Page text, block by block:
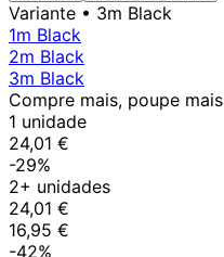
Variante • 3m Black
1m Black
2m Black
3m Black
Compre mais, poupe mais
1 unidade
24,01 €
-29%
2+ unidades
24,01 €
16,95 €
-42%